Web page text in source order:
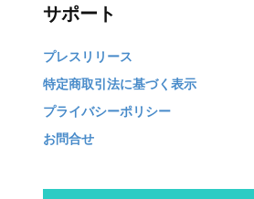
サポート
プレスリリース
特定商取引法に基づく表示
プライバシーポリシー
お問合せ